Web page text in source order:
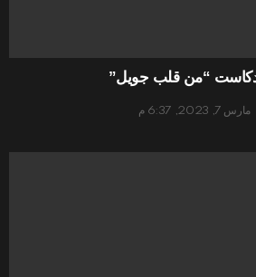
“من قلب جويل”
مارس 7, 2023, 6:37 م